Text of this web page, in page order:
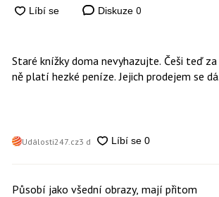
Diskuze 0
Staré knížky doma nevyhazujte. Češi teď za
ně platí hezké peníze. Jejich prodejem se dá
Události247.cz3 d
Působí jako všední obrazy, mají přitom